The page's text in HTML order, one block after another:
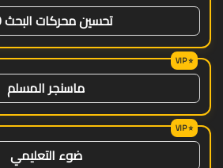
تحسين محركات البحث SEO
ماسنجر المسلم
ضوء التعليمي